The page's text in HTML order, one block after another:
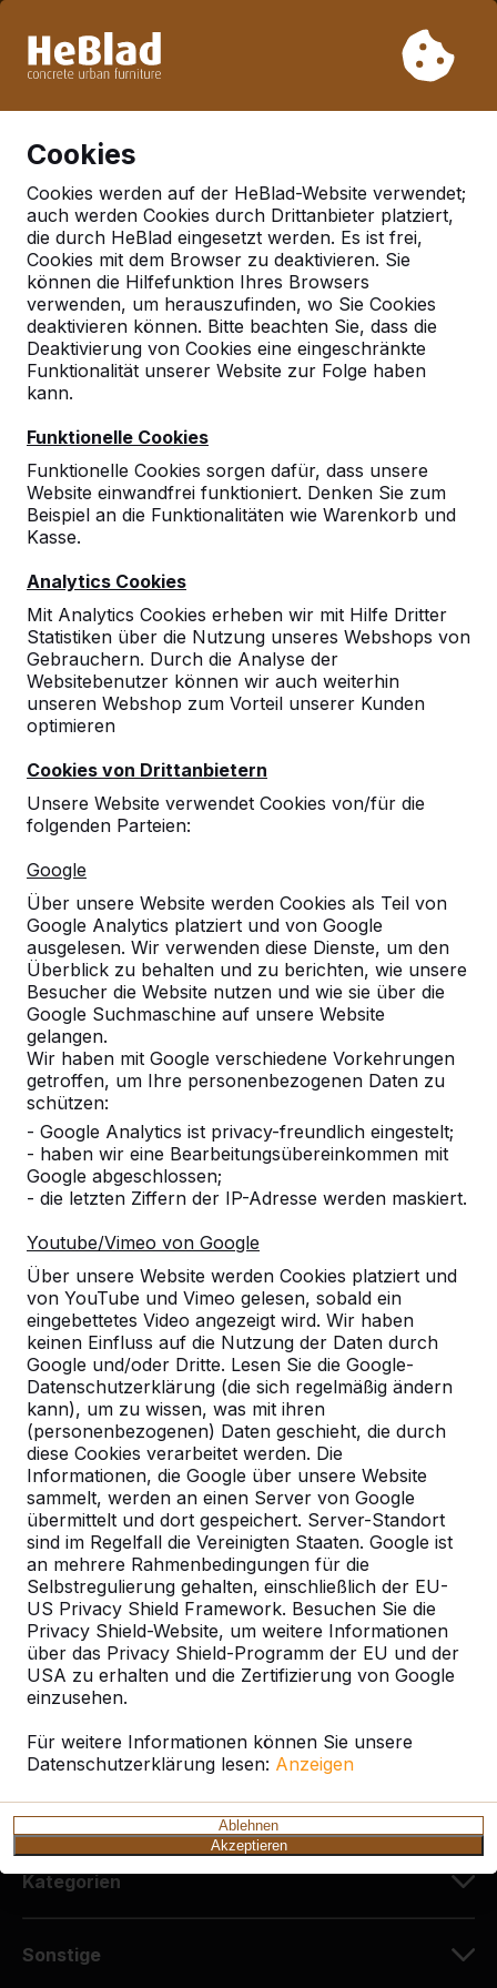
Woche 33 nicht. Bitte berücksichtigen Sie daher längere
Cookies
Cookies werden auf der HeBlad-Website verwendet;
auch werden Cookies durch Drittanbieter platziert,
die durch HeBlad eingesetzt werden. Es ist frei,
Cookies mit dem Browser zu deaktivieren. Sie
können die Hilfefunktion Ihres Browsers
verwenden, um herauszufinden, wo Sie Cookies
deaktivieren können. Bitte beachten Sie, dass die
Deaktivierung von Cookies eine eingeschränkte
Funktionalität unserer Website zur Folge haben
kann.
Funktionelle Cookies
Funktionelle Cookies sorgen dafür, dass unsere
Website einwandfrei funktioniert. Denken Sie zum
Beispiel an die Funktionalitäten wie Warenkorb und
Kasse.
Analytics Cookies
Mit Analytics Cookies erheben wir mit Hilfe Dritter
Statistiken über die Nutzung unseres Webshops von
Gebrauchern. Durch die Analyse der
Websitebenutzer können wir auch weiterhin
unseren Webshop zum Vorteil unserer Kunden
optimieren
Cookies von Drittanbietern
Unsere Website verwendet Cookies von/für die
folgenden Parteien:
Google
Über unsere Website werden Cookies als Teil von
Google Analytics platziert und von Google
ausgelesen. Wir verwenden diese Dienste, um den
Überblick zu behalten und zu berichten, wie unsere
Besucher die Website nutzen und wie sie über die
Google Suchmaschine auf unsere Website
gelangen.
Wir haben mit Google verschiedene Vorkehrungen
getroffen, um Ihre personenbezogenen Daten zu
schützen:
- Google Analytics ist privacy-freundlich eingestelt;
- haben wir eine Bearbeitungsübereinkommen mit
Google abgeschlossen;
- die letzten Ziffern der IP-Adresse werden maskiert.
Youtube/Vimeo von Google
Über unsere Website werden Cookies platziert und
von YouTube und Vimeo gelesen, sobald ein
eingebettetes Video angezeigt wird. Wir haben
keinen Einfluss auf die Nutzung der Daten durch
Google und/oder Dritte. Lesen Sie die Google-
Datenschutzerklärung (die sich regelmäßig ändern
kann), um zu wissen, was mit ihren
(personenbezogenen) Daten geschieht, die durch
diese Cookies verarbeitet werden. Die
Informationen, die Google über unsere Website
sammelt, werden an einen Server von Google
übermittelt und dort gespeichert. Server-Standort
sind im Regelfall die Vereinigten Staaten. Google ist
an mehrere Rahmenbedingungen für die
Selbstregulierung gehalten, einschließlich der EU-
US Privacy Shield Framework. Besuchen Sie die
Privacy Shield-Website, um weitere Informationen
über das Privacy Shield-Programm der EU und der
USA zu erhalten und die Zertifizierung von Google
einzusehen.
Für weitere Informationen können Sie unsere
Datenschutzerklärung lesen: Anzeigen
Ablehnen
Akzeptieren
Deutschland
Referenties in:Emmerich
am rhein
Geen reviews gevonden voor deze
Referenzen
Unsere Produkte finden Sie in ganz Europa
und darüber hinaus. Sehen Sie hier, wo Sie
ein HeBlad-Produkt in Ihrer Nähe finden.
Produkt
Alles anzeigen
Kategorie
Alles anzeigen
Ort oder Postleitzahl suchen
Kontakt
HeBlad Deutschland
Diekerstraße 97
42781 Haan
Deutschland
+49 212 934 77 25
info@HeBlad.de
Kundenservice
Kategorien
Sonstige